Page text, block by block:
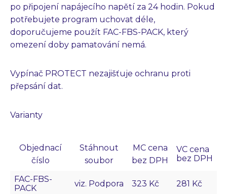
po připojení napájecího napětí za 24 hodin. Pokud
potřebujete program uchovat déle,
doporučujeme použít FAC-FBS-PACK, který
omezení doby pamatování nemá.
Vypínač PROTECT nezajišťuje ochranu proti
přepsání dat.
Varianty
Objednací
číslo
Stáhnout
soubor
MC cena
bez DPH
VC cena
bez DPH
FAC-FBS-
PACK
viz. Podpora 323 Kč 281 Kč